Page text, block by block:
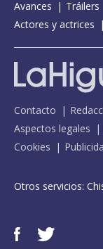
Avances
Tráilers
Actores y actrices
Contacto
Aspectos legales
Cookies
Otros servicios: